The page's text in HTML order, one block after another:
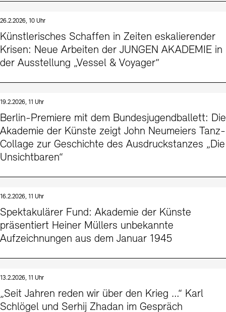
26.2.2026, 10 Uhr
Künstlerisches Schaffen in Zeiten eskalierender
Krisen: Neue Arbeiten der JUNGEN AKADEMIE in
der Ausstellung „Vessel & Voyager“
19.2.2026, 11 Uhr
Berlin-Premiere mit dem Bundesjugendballett: Die
Akademie der Künste zeigt John Neumeiers Tanz-
Collage zur Geschichte des Ausdruckstanzes „Die
Unsichtbaren“
16.2.2026, 11 Uhr
Spektakulärer Fund: Akademie der Künste
präsentiert Heiner Müllers unbekannte
Aufzeichnungen aus dem Januar 1945
13.2.2026, 11 Uhr
„Seit Jahren reden wir über den Krieg …“ Karl
Schlögel und Serhij Zhadan im Gespräch